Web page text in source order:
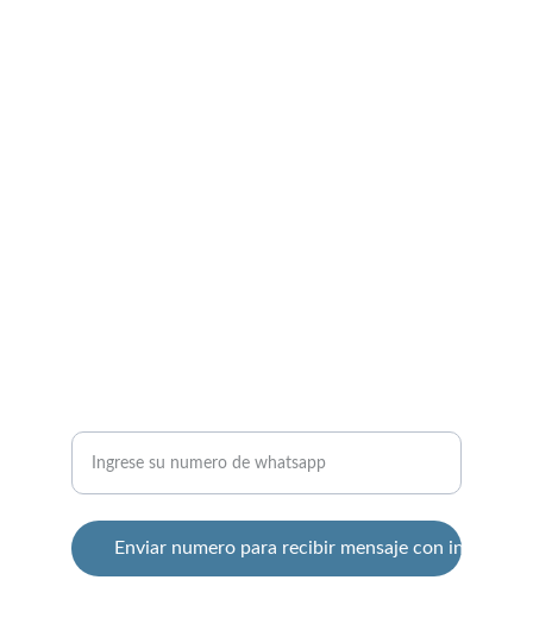
Enviar numero para recibir mensaje con